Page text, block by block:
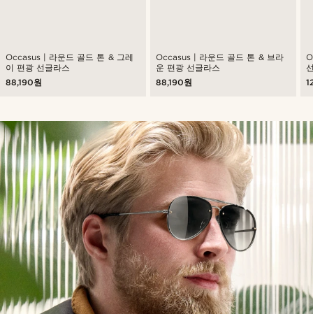
Occasus | 라운드 골드 톤 & 그레
이 편광 선글라스
88,190원
Occasus | 라운드 골드 톤 & 브라
운 편광 선글라스
88,190원